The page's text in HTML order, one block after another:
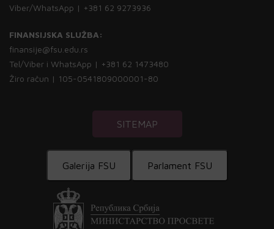
Viber/WhatsApp | +381 62 9273936
FINANSIJSKA SLUŽBA:
finansije@fsu.edu.rs
Tel/Viber i WhatsApp | +381 62 1473480
Žiro račun | 105-0541809000001-80
SITEMAP
Galerija FSU Parlament FSU